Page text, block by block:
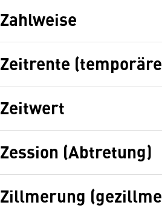
Zahlweise
Zeitrente
Zeitwert
Zession (Abtretung)
Zillmerung